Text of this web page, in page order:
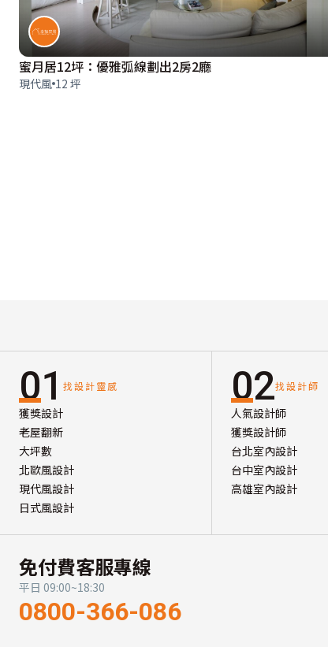
蜜月居12坪：優雅弧線劃出2房2廳
現代風 12 坪
01 找設計靈感
獲獎設計
老屋翻新
大坪數
北歐風設計
現代風設計
日式風設計
02找設計師
人氣設計師
獲獎設計師
台北室內設計
台中室內設計
高雄室內設計
免付費客服專線
平日 09:00~18:30
0800-366-086